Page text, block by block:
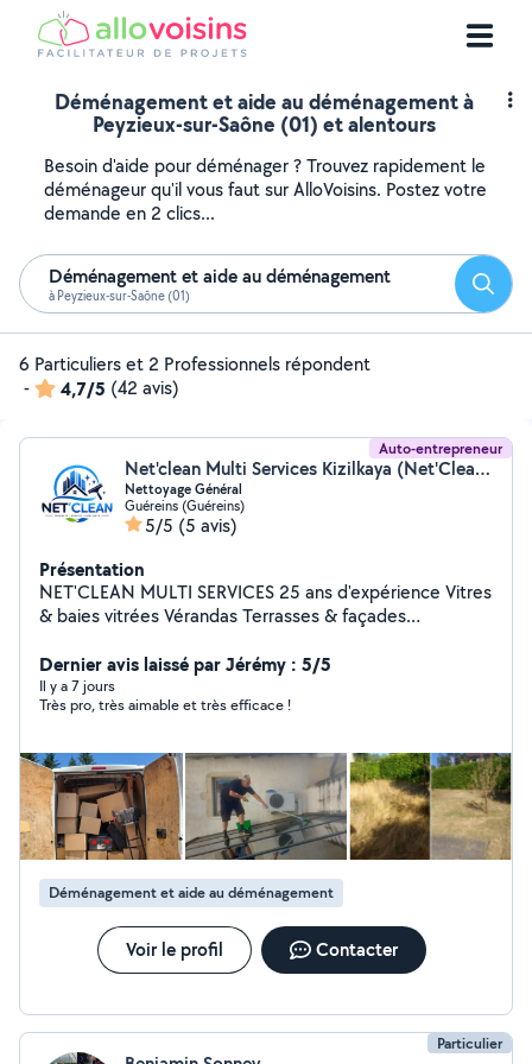
Déménagement et aide au déménagement à
Peyzieux-sur-Saône (01) et alentours
Besoin d'aide pour déménager ? Trouvez rapidement le
déménageur qu'il vous faut sur AlloVoisins. Postez votre
demande en 2 clics...
Déménagement et aide au déménagement
à Peyzieux-sur-Saône (01)
6 Particuliers et 2 Professionnels répondent
-
4,7/5 (42 avis)
Auto-entrepreneur
Net'clean Multi Services Kizilkaya (Net'Clean Multi Services)
Nettoyage Général
Guéreins (Guéreins)
5/5 (5 avis)
Présentation
NET'CLEAN MULTI SERVICES 25 ans d'expérience Vitres
& baies vitrées Vérandas Terrasses & façades
rapide Résultat impeccable
Dernier avis laissé par Jérémy : 5/5
Il y a 7 jours
Très pro, très aimable et très efficace !
Déménagement et aide au déménagement
Voir le profil Contacter
Particulier